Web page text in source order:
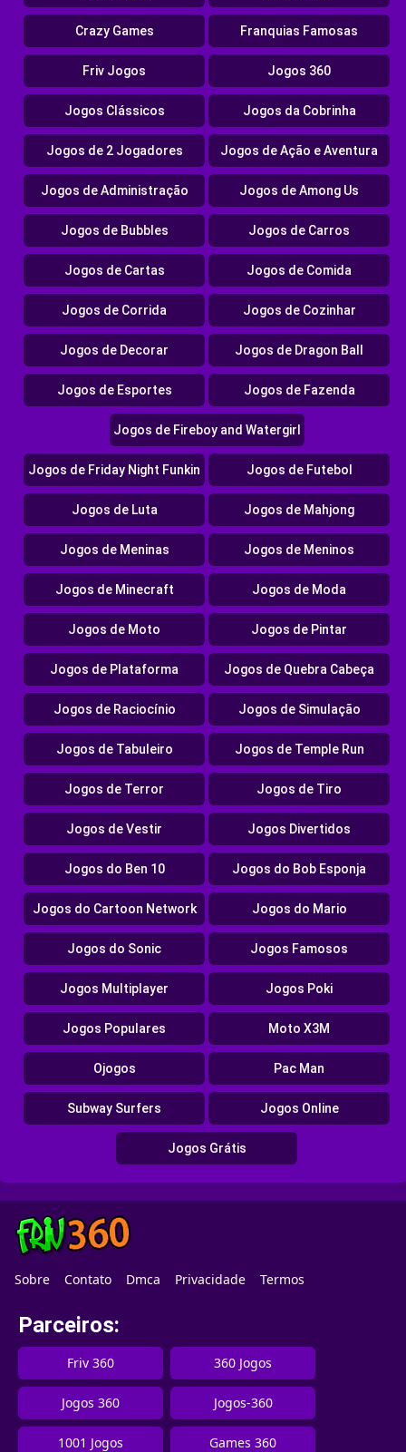
Crazy Games Franquias Famosas
Friv Jogos Jogos 360
Jogos Clássicos Jogos da Cobrinha
Jogos de 2 Jogadores Jogos de Ação e Aventura
Jogos de Administração Jogos de Among Us
Jogos de Bubbles Jogos de Carros
Jogos de Cartas Jogos de Comida
Jogos de Corrida Jogos de Cozinhar
Jogos de Decorar Jogos de Dragon Ball
Jogos de Esportes Jogos de Fazenda
Jogos de Fireboy and Watergirl
Jogos de Friday Night Funkin Jogos de Futebol
Jogos de Luta Jogos de Mahjong
Jogos de Meninas Jogos de Meninos
Jogos de Minecraft Jogos de Moda
Jogos de Moto Jogos de Pintar
Jogos de Plataforma Jogos de Quebra Cabeça
Jogos de Raciocínio Jogos de Simulação
Jogos de Tabuleiro Jogos de Temple Run
Jogos de Terror Jogos de Tiro
Jogos de Vestir Jogos Divertidos
Jogos do Ben 10 Jogos do Bob Esponja
Jogos do Cartoon Network Jogos do Mario
Jogos do Sonic Jogos Famosos
Jogos Multiplayer Jogos Poki
Jogos Populares Moto X3M
Ojogos Pac Man
Subway Surfers Jogos Online
Jogos Grátis
Sobre Contato Dmca Privacidade Termos
Parceiros:
Friv 360 360 Jogos
Jogos 360 Jogos-360
1001 Jogos Games 360